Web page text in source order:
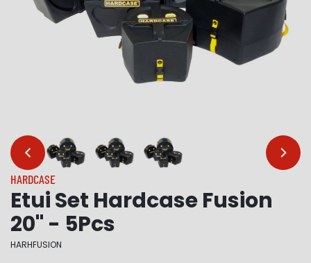
… …
HARDCASE
Etui Set Hardcase Fusion
20" - 5Pcs
HARHFUSION